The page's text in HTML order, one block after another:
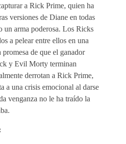
a Rick Prime, quien ha
versiones de Diane en todas
un arma poderosa. Los Ricks
a pelear entre ellos en una
de que el ganador
y Evil Morty terminan
derrotan a Rick Prime,
a una crisis emocional al darse
venganza no le ha traído la